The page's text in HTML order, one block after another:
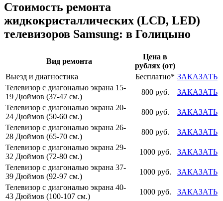
Стоимость ремонта
жидкокристаллических (LCD, LED)
телевизоров Samsung: в Голицыно
Вид ремонта
Цена в
рублях (от)
Выезд и диагностика
Бесплатно* ЗАКАЗАТЬ
Телевизор с диагональю экрана 15-
19 Дюймов (37-47 см.)
800 руб.
ЗАКАЗАТЬ
Телевизор с диагональю экрана 20-
24 Дюймов (50-60 см.)
800 руб.
ЗАКАЗАТЬ
Телевизор с диагональю экрана 26-
28 Дюймов (65-70 см.)
800 руб.
ЗАКАЗАТЬ
Телевизор с диагональю экрана 29-
32 Дюймов (72-80 см.)
1000 руб.
ЗАКАЗАТЬ
Телевизор с диагональю экрана 37-
39 Дюймов (92-97 см.)
1000 руб.
ЗАКАЗАТЬ
Телевизор с диагональю экрана 40-
43 Дюймов (100-107 см.)
1000 руб.
ЗАКАЗАТЬ